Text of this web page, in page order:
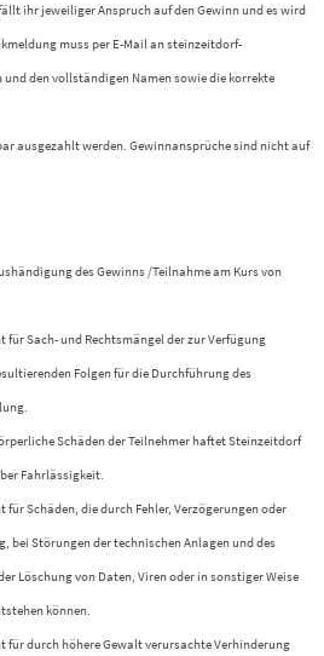
ihr jeweiliger Anspruch auf den Gewinn und es wird
muss per E-Mail an steinzeitdorf-
den vollständigen Namen sowie die korrekte
ausgezahlt werden. Gewinnansprüche sind nicht auf
des Gewinns /Teilnahme am Kurs von
Sach- und Rechtsmängel der zur Verfügung
Folgen für die Durchführung des
Schäden der Teilnehmer haftet Steinzeitdorf
Fahrlässigkeit.
Schäden, die durch Fehler, Verzögerungen oder
bei Störungen der technischen Anlagen und des
Löschung von Daten, Viren oder in sonstiger Weise
können.
durch höhere Gewalt verursachte Verhinderung